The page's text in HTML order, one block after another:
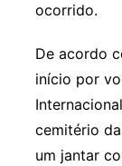
ocorrido.
De acordo
início por
cemitério
um jantar